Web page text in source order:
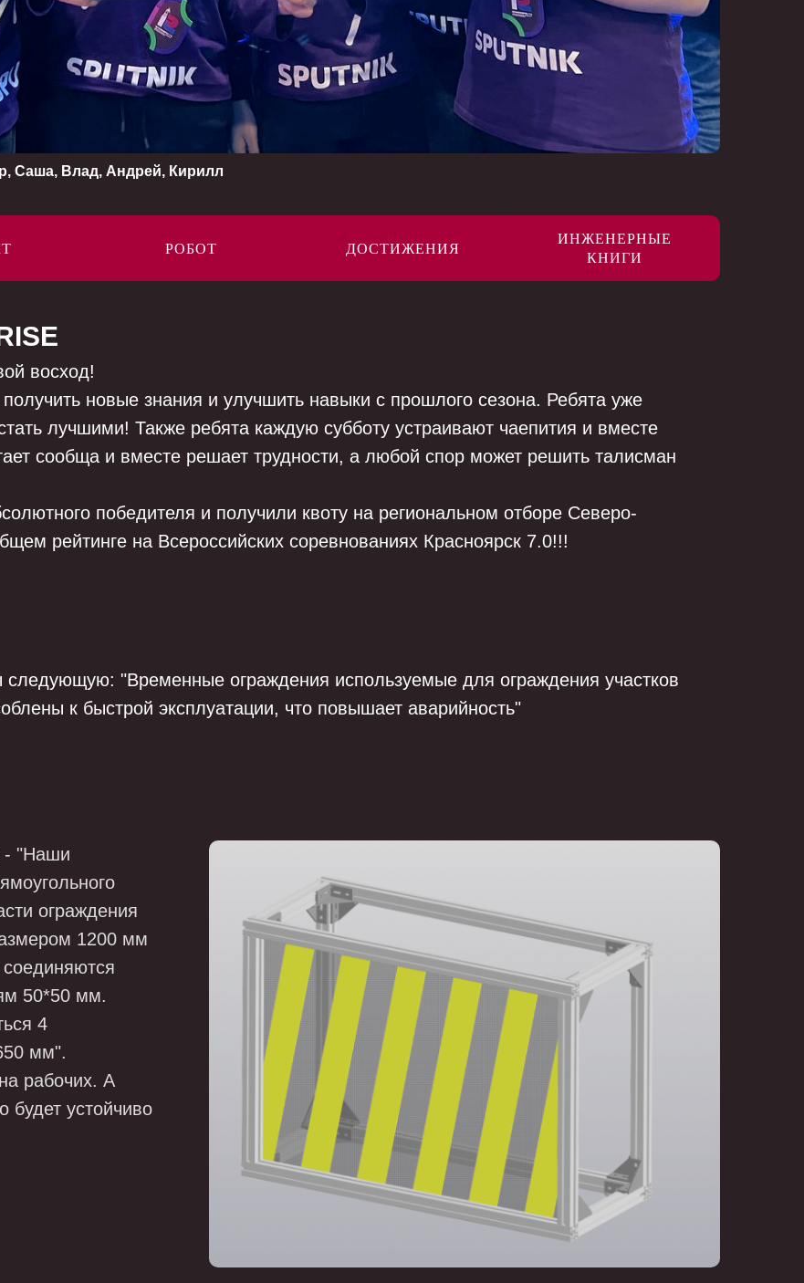
Саша, Влад, Андрей, Кирилл
РОБОТ ДОСТИЖЕНИЯ
ИНЖЕНЕРНЫЕ
КНИГИ
восход!
новые знания и улучшить навыки с прошлого сезона. Ребята уже
лучшими! Также ребята каждую субботу устраивают чаепития и вместе
сообща и вместе решает трудности, а любой спор может решить талисман
победителя и получили квоту на региональном отборе Северо-
рейтинге на Всероссийских соревнованиях Красноярск 7.0!!!
"Временные ограждения используемые для ограждения участков
к быстрой эксплуатации, что повышает аварийность"
- "Наши
ограждения
1200 мм
50*50 мм.
4
мм".
рабочих. А
будет устойчиво